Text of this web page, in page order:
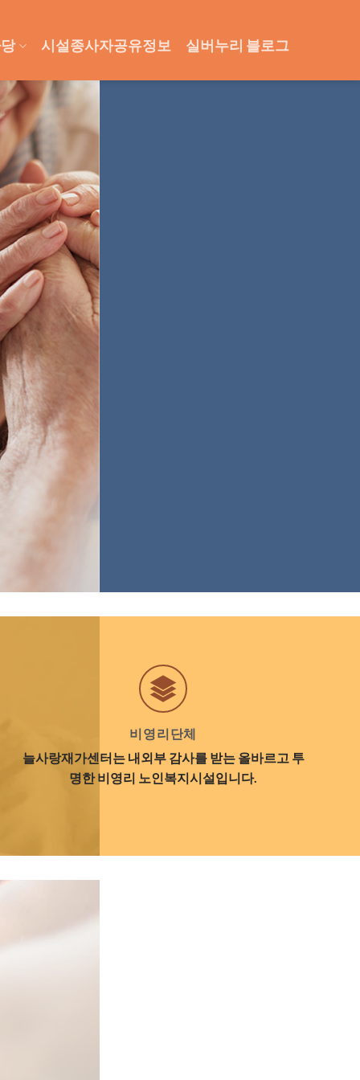
시설종사자공유정보 실버누리 블로그
기요양보험제도 안내
비영리단체
늘사랑재가센터는 내외부 감사를 받는 올바르고 투
명한 비영리 노인복지시설입니다.